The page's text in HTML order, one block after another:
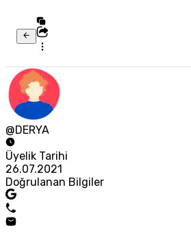
@DERYA
Üyelik Tarihi
26.07.2021
Doğrulanan Bilgiler